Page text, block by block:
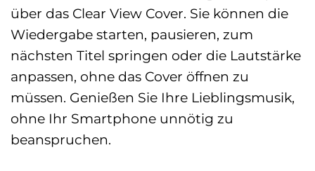
über das Clear View Cover. Sie können die
Wiedergabe starten, pausieren, zum
nächsten Titel springen oder die Lautstärke
anpassen, ohne das Cover öffnen zu
müssen. Genießen Sie Ihre Lieblingsmusik,
ohne Ihr Smartphone unnötig zu
beanspruchen.